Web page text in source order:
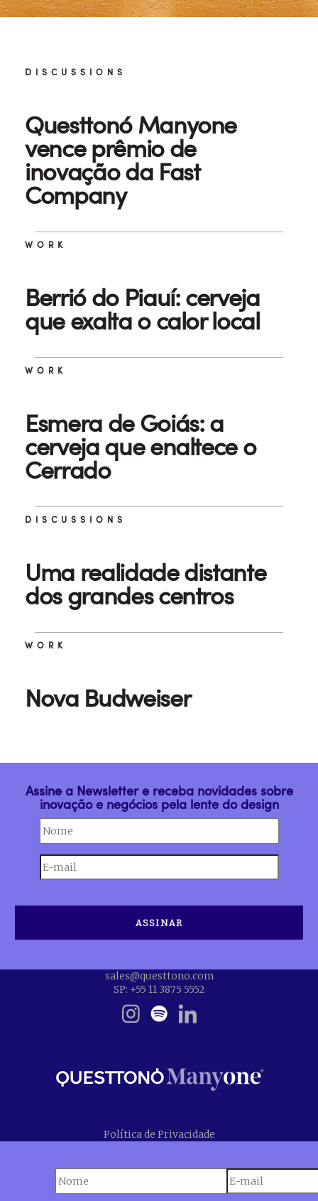
DISCUSSIONS
Questtonó Manyone
vence prêmio de
inovação da Fast
Company
WORK
Berrió do Piauí: cerveja
que exalta o calor local
WORK
Esmera de Goiás: a
cerveja que enaltece o
Cerrado
DISCUSSIONS
Uma realidade distante
dos grandes centros
WORK
Nova Budweiser
Assine a Newsletter e receba novidades sobre
inovação e negócios pela lente do design
sales@questtono.com
SP: +55 11 3875 5552
Política de Privacidade